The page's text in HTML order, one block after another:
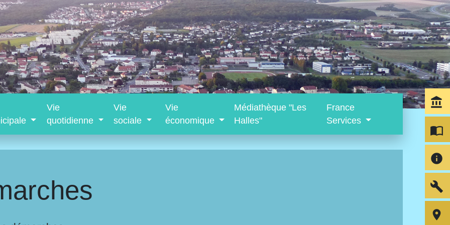
Vie
quotidienne
Vie
sociale
Vie
économique
Médiathèque "Les
Halles"
France
Services
account_balance
import_contacts
info
build
room